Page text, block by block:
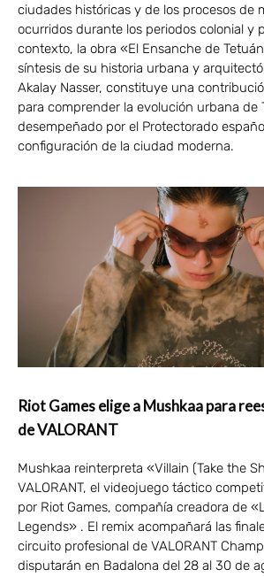
ciudades históricas y de los procesos de
ocurridos durante los periodos colonial y
contexto, la obra «El Ensanche de
síntesis de su historia urbana y
Akalay Nasser, constituye una
para comprender la evolución urbana de
desempeñado por el Protectorado
configuración de la ciudad moderna.
Riot Games elige a Mushkaa para
de VALORANT
Mushkaa reinterpreta «Villain (Take the
VALORANT, el videojuego táctico
por Riot Games, compañía creadora de
Legends» . El remix acompañará las
circuito profesional de VALORANT
disputarán en Badalona del 28 al 30 de